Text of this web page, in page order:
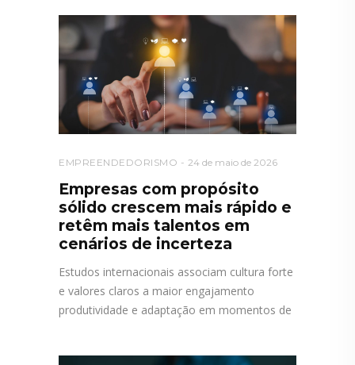
EMPREENDEDORISMO 24 de maio de 2026
Empresas com propósito
sólido crescem mais rápido e
retêm mais talentos em
cenários de incerteza
Estudos internacionais associam cultura forte
e valores claros a maior engajamento
produtividade e adaptação em momentos de